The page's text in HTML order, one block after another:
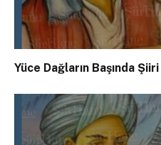
Yüce Dağların Başında